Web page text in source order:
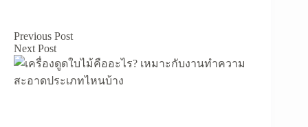
Previous Post
Next Post